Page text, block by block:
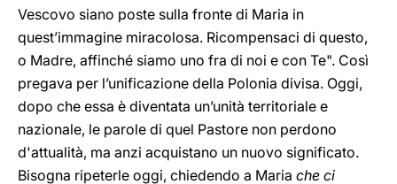
Vescovo siano poste sulla fronte di Maria in
quest’immagine miracolosa. Ricompensaci di questo,
o Madre, affinché siamo uno fra di noi e con Te". Così
pregava per l’unificazione della Polonia divisa. Oggi,
dopo che essa è diventata un’unità territoriale e
nazionale, le parole di quel Pastore non perdono
d'attualità, ma anzi acquistano un nuovo significato.
Bisogna ripeterle oggi, chiedendo a Maria che ci